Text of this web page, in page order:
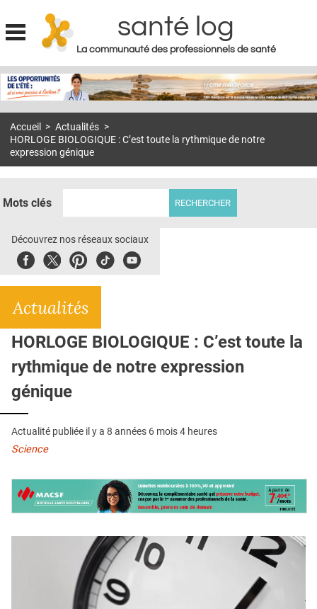
Jump to navigation
santé log
La communauté des professionnels de santé
MON COMPTE
S'ABONNER À LA REVUE SOIN À DOMICILE
ACTUS
E-REVUE SAD
THÉMA
CRÉDITS
Accueil > Actualités >
HORLOGE BIOLOGIQUE : C’est toute la rythmique de notre
expression génique
Mots clés
Découvrez nos réseaux sociaux
FacebookTwitterPinterest
TiktokYoubute
Actualités
HORLOGE BIOLOGIQUE : C’est toute la
rythmique de notre expression
génique
Actualité publiée il y a 8 années 6 mois 4 heures
Science